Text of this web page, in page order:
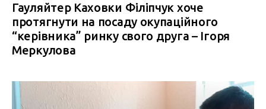
Гауляйтер Каховки Філіпчук хоче
протягнути на посаду окупаційного
“керівника” ринку свого друга – Ігоря
Меркулова